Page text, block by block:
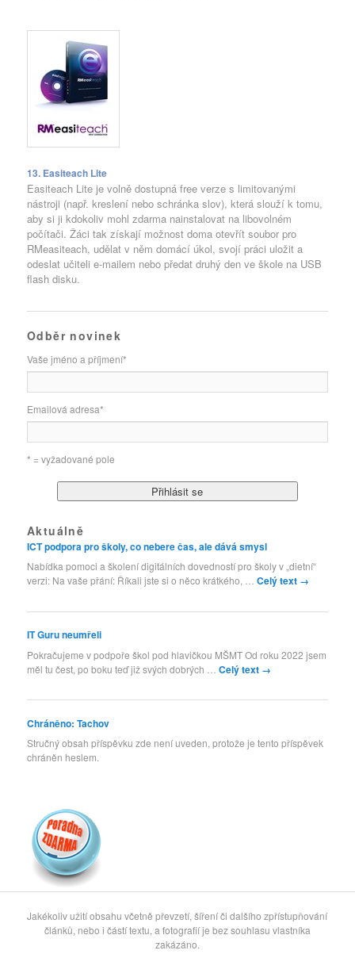
13. Easiteach Lite
Easiteach Lite je volně dostupná free verze s limitovanými
nástroji (např. kreslení nebo schránka slov), která slouží k tomu,
aby si ji kdokoliv mohl zdarma nainstalovat na libovolném
počítači. Žáci tak získají možnost doma otevřít soubor pro
RMeasiteach, udělat v něm domácí úkol, svojí práci uložit a
odeslat učiteli e-mailem nebo předat druhý den ve škole na USB
flash disku.
Odběr novinek
Vaše jméno a příjmení*
Emailová adresa*
* = vyžadované pole
Aktuálně
ICT podpora pro školy, co nebere čas, ale dává smysl
Nabídka pomoci a školení digitálních dovedností pro školy v „dietní“
verzi: Na vaše přání: Říkali jste si o něco krátkého, …Celý text →
IT Guru neumřeli
Pokračujeme v podpoře škol pod hlavičkou MŠMT Od roku 2022 jsem
měl tu čest, po boku teď již svých dobrých …Celý text →
Chráněno: Tachov
Stručný obsah příspěvku zde není uveden, protože je tento příspěvek
chráněn heslem.
Jakékoliv užití obsahu včetně převzetí, šíření či dalšího zpřístupňování
článků, nebo i částí textu, a fotografií je bez souhlasu vlastníka
zakázáno.